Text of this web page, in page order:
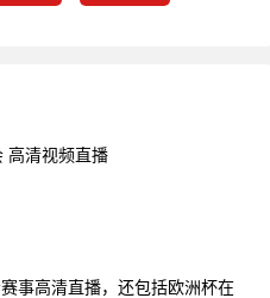
高清视频直播
事高清直播，还包括欧洲杯在